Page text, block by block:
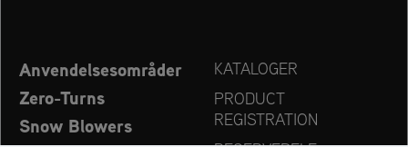
Anvendelsesområder
Zero-Turns
Snow Blowers
KATALOGER
PRODUCT
REGISTRATION